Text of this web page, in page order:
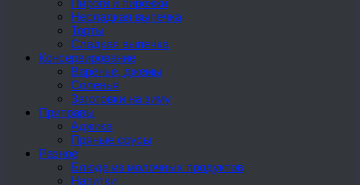
Пироги и пирожки
Несладкая выпечка
Торты
Сладкая выпечка
Консервирование
Варенье, джемы
Соленья
Заготовки на зиму
Приправы
Аджика
Пряные соусы
Разное
Блюда из молочных продуктов
Напитки